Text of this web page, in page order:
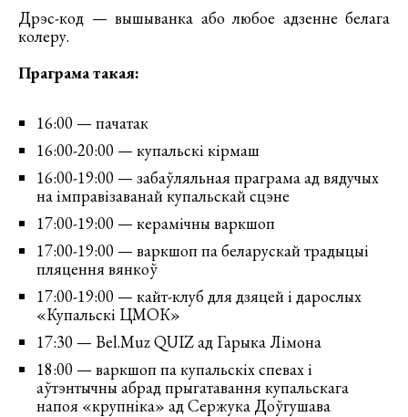
Дрэс-код — вышыванка або любое адзенне белага
колеру.
Праграма такая:
16:00 — пачатак
16:00-20:00 — купальскі кірмаш
16:00-19:00 — забаўляльная праграма ад вядучых
на імправізаванай купальскай сцэне
17:00-19:00 — керамічны варкшоп
17:00-19:00 — варкшоп па беларускай традыцыі
пляцення вянкоў
17:00-19:00 — кайт-клуб для дзяцей і дарослых
«Купальскі ЦМОК»
17:30 — Bel.Muz QUIZ ад Гарыка Лімона
18:00 — варкшоп па купальскіх спевах і
аўтэнтычны абрад прыгатавання купальскага
напоя «крупніка» ад Сержука Доўгушава